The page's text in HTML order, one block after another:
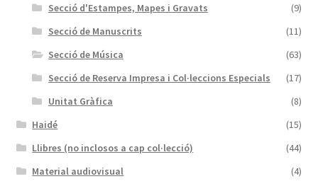
Secció d'Estampes, Mapes i Gravats
(9)
Secció de Manuscrits
(11)
Secció de Música
(63)
Secció de Reserva Impresa i Col·leccions Especials
(17)
Unitat Gràfica
(8)
Haidé
(15)
Llibres (no inclosos a cap col·lecció)
(44)
Material audiovisual
(4)